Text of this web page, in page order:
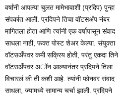
वर्षांनी आपल्या चुलत मामेभावाशी (प्रदिप) पुन्हा
संपर्कात आली. प्रदिपने तिचा वॉटसअँप नंबर
मागितला होता आणि त्यांनी एक वर्षापासून संवाद
साधला नाही, फक्त पोस्ट शेअर केल्या. संयुक्ता
वॉटसअँपवर कमी सक्रिय होती, परंतु एकदा तिने
वॉटसअँपवर अॉन आल्यानंतर प्रदिपने तिला
विचारलं की ती कशी आहे. त्यांनी फोनवर संवाद
साधला, ज्यामध्ये सामान्य चर्चा झाली. प्रदिपने